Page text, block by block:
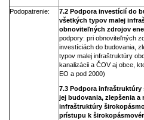
Podopatrenie:
7.2 Podpora investícií do
všetkých typov malej
obnoviteľných zdrojov
podpory: pri obnoviteľných
investíciách do budovania,
typov malej infraštruktúry
kanalizácii a ČOV aj obce,
EO a pod 2000)
7.3 Podpora
jej budovania, zlepšenia a
infraštruktúry
prístupu k